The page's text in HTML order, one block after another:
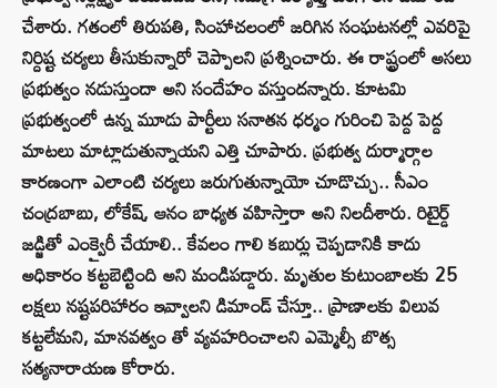
చేశారు. గతంలో తిరుపతి, సింహాచలంలో జరిగిన సంఘటనల్లో ఎవరిపై
నిర్దిష్ట చర్యలు తీసుకున్నారో చెప్పాలని ప్రశ్నించారు. ఈ రాష్ట్రంలో అసలు
ప్రభుత్వం నడుస్తుందా అని సందేహం వస్తుందన్నారు. కూటమి
ప్రభుత్వంలో ఉన్న మూడు పార్టీలు సనాతన ధర్మం గురించి పెద్ద పెద్ద
మాటలు మాట్లాడుతున్నాయని ఎత్తి చూపారు. ప్రభుత్వ దుర్మార్గాల
కారణంగా ఎలాంటి చర్యలు జరుగుతున్నాయో చూడొచ్చు.. సీఎం
చంద్రబాబు, లోకేష్, ఆనం బాధ్యత వహిస్తారా అని నిలదీశారు. రిటైర్డ్
జడ్జితో ఎంక్వైరీ చేయాలి.. కేవలం గాలి కబుర్లు చెప్పడానికి కాదు
అధికారం కట్టబెట్టింది అని మండిపడ్డారు. మృతుల కుటుంబాలకు 25
లక్షలు నష్టపరిహారం ఇవ్వాలని డిమాండ్ చేస్తూ.. ప్రాణాలకు విలువ
కట్టలేమని, మానవత్వం తో వ్యవహరించాలని ఎమ్మెల్సీ బొత్స
సత్యనారాయణ కోరారు.